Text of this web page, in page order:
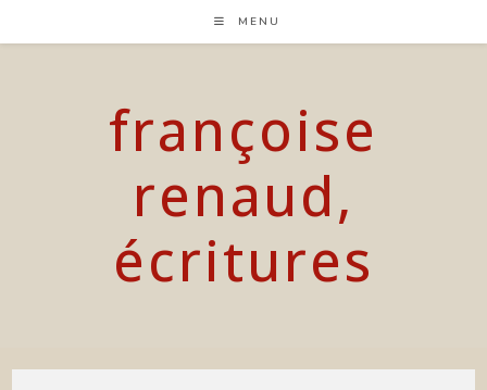
content
MENU
françoise
renaud,
écritures